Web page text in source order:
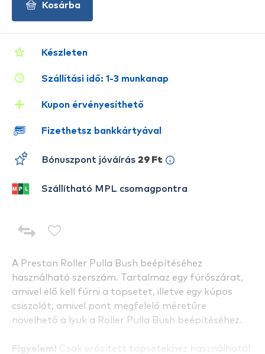
A Preston Roller Pulla Bush beépítéséhez
használható szerszám. Tartalmaz egy fúrószárat,
amivel elő kell fúrni a topsetet, illetve egy kúpos
csiszolót, amivel pont megfelelő méretűre
növelhető a lyuk a Roller Pulla Bush beépítéséhez.
Figyelem! Csak erősített topsetekhez használható!
Készleten
Szállítási idő: 1-3 munkanap
Kupon érvényesíthető
Fizethetsz bankkártyával
Bónuszpont jóváírás 29 Ft
Szállítható MPL csomagpontra
Kosárba